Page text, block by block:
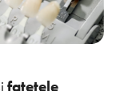
fațetele